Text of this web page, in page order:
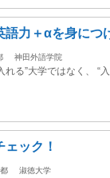
語力＋αを身につ
神田外語学院
れる”大学ではなく、 “
ック！
淑徳大学